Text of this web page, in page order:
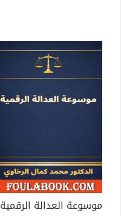
موسوعة العدالة الرقمية